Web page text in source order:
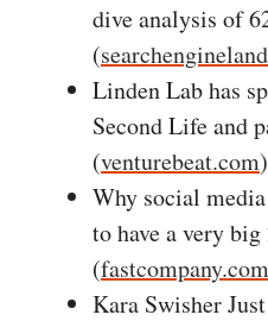
dive analysis of
(
Linden Lab has
Second Life and
(venturebeat.com)
Why social
to have a very big
(fastcompany.com
Kara Swisher